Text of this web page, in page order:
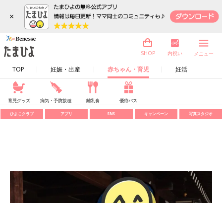
×
TOP 妊娠・出産 赤ちゃん・育児 妊活
SHOP 内祝い メニュー
育児グッズ 病気・予防接種 離乳食 優待パス
ひよこクラブ アプリ SNS キャンペーン 写真スタジオ